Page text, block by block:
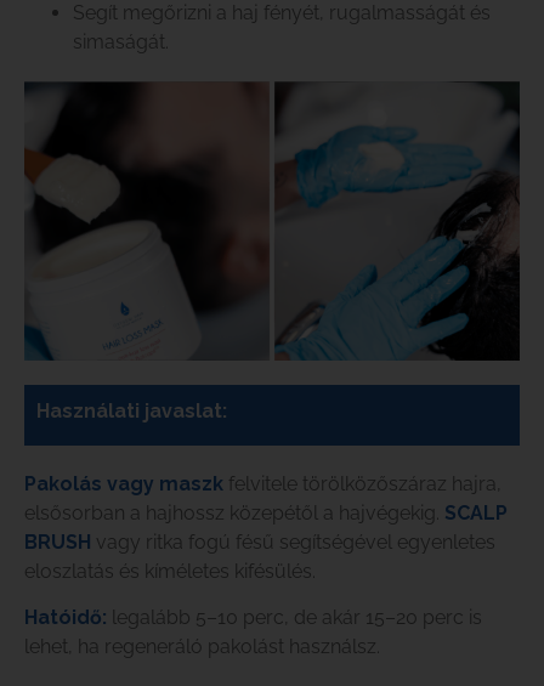
Segít megőrizni a haj fényét, rugalmasságát és
simaságát.
Használati javaslat:
Pakolás vagy maszk felvitele törölközőszáraz hajra,
elsősorban a hajhossz közepétől a hajvégekig. SCALP
BRUSH vagy ritka fogú fésű segítségével egyenletes
eloszlatás és kíméletes kifésülés.
Hatóidő: legalább 5–10 perc, de akár 15–20 perc is
lehet, ha regeneráló pakolást használsz.